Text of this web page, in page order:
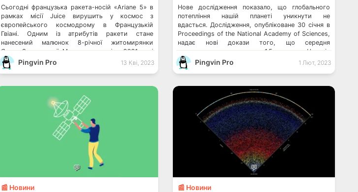
Сьогодні французька ракета-носій «Ariane 5» в
рамках місії Juice вирушить у космос з
європейського космодрому в Французькій
Гвіані. Одним із атрибутів ракети стане
нанесений малюнок 8-річної житомирянки
Ярини Закалюжної. Малюнок переміг у 2021 році
у міжнародному конкурсі малюнків
Європейського космічного агентства. Участь у
63 країн світу. Про це […]
Pingvin Pro 13 Кві, 2023
Нове дослідження показало, що глобального
потепління нашій планеті уникнути не
вдасться. Дослідження, опубліковане 30 січня в
Proceedings of the National Academy of Sciences,
надає нові докази того, що середня
температура перевищить 1.5 градуса Цельсія
(2.7 за Фаренгейтом) на початку 2030-х років.
Такі дані спрогнозував штучний інтелект. В США
для захисту […]
Pingvin Pro 1 Лют, 2023
💬
📰 Новини
💬
📰 Новини